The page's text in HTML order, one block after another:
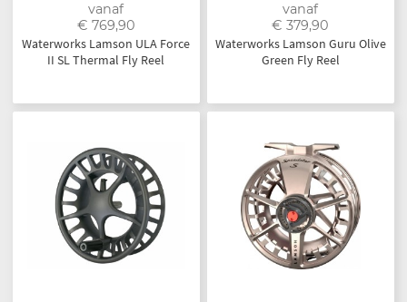
vanaf
€ 769,90
Waterworks Lamson ULA Force
II SL Thermal Fly Reel
vanaf
€ 379,90
Waterworks Lamson Guru Olive
Green Fly Reel